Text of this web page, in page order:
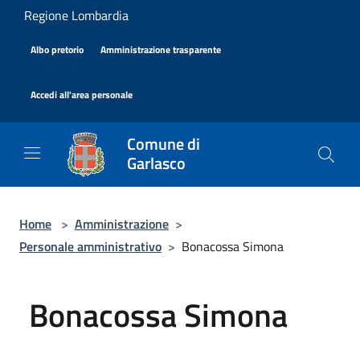
Salta al contenuto principale
Regione Lombardia
Albo pretorio Amministrazione trasparente
Accedi all'area personale
Comune di
Garlasco
Home > Amministrazione >
Personale amministrativo > Bonacossa Simona
Bonacossa Simona